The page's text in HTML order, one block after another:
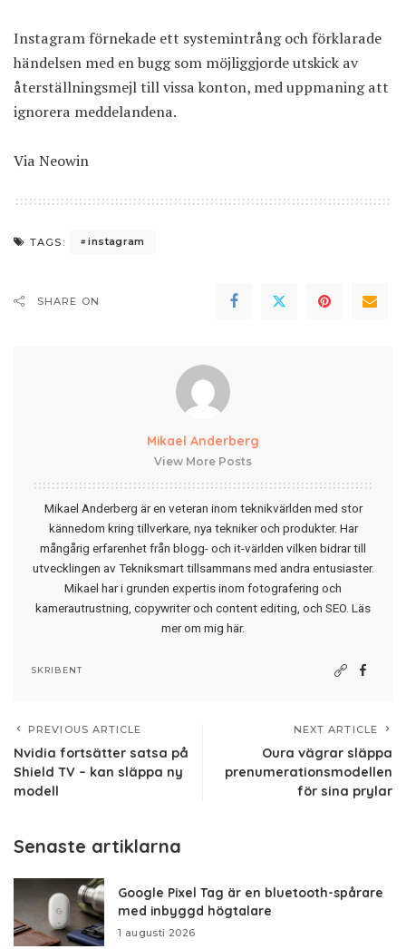
Instagram förnekade ett systemintrång och förklarade
händelsen med en bugg som möjliggjorde utskick av
återställningsmejl till vissa konton, med uppmaning att
ignorera meddelandena.
Via Neowin
TAGS: instagram
SHARE ON
Mikael Anderberg
View More Posts
Mikael Anderberg är en veteran inom teknikvärlden med stor
kännedom kring tillverkare, nya tekniker och produkter. Har
mångårig erfarenhet från blogg- och it-världen vilken bidrar till
utvecklingen av Tekniksmart tillsammans med andra entusiaster.
Mikael har i grunden expertis inom fotografering och
kamerautrustning, copywriter och content editing, och SEO. Läs
mer om mig här.
SKRIBENT
PREVIOUS ARTICLE
Nvidia fortsätter satsa på
Shield TV – kan släppa ny
modell
NEXT ARTICLE
Oura vägrar släppa
prenumerationsmodellen
för sina prylar
Senaste artiklarna
Google Pixel Tag är en bluetooth-spårare
med inbyggd högtalare
1 augusti 2026